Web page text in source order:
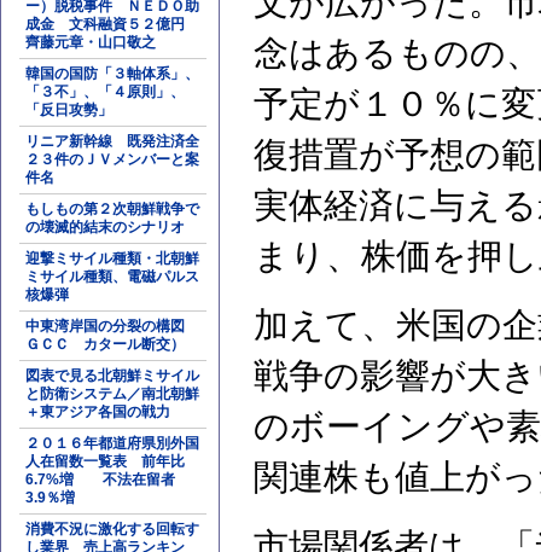
ー）脱税事件 ＮＥＤＯ助
成金 文科融資５２億円
齊藤元章・山口敬之
韓国の国防「３軸体系」、
「３不」、「４原則」、
「反日攻勢」
リニア新幹線 既発注済全
２３件のＪＶメンバーと案
件名
もしもの第２次朝鮮戦争で
の壊滅的結末のシナリオ
迎撃ミサイル種類・北朝鮮
ミサイル種類、電磁パルス
核爆弾
中東湾岸国の分裂の構図
ＧＣＣ カタール断交）
図表で見る北朝鮮ミサイル
と防衛システム／南北朝鮮
＋東アジア各国の戦力
２０１６年都道府県別外国
人在留数一覧表 前年比
6.7%増 不法在留者
3.9％増
消費不況に激化する回転す
し業界 売上高ランキン
念はあるものの
予定が１０％に
復措置が予想の
実体経済に与え
まり、株価を押
加えて、米国の
戦争の影響が大
のボーイングや
関連株も値上が